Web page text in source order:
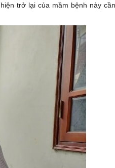
trở lại của mầm bệnh này